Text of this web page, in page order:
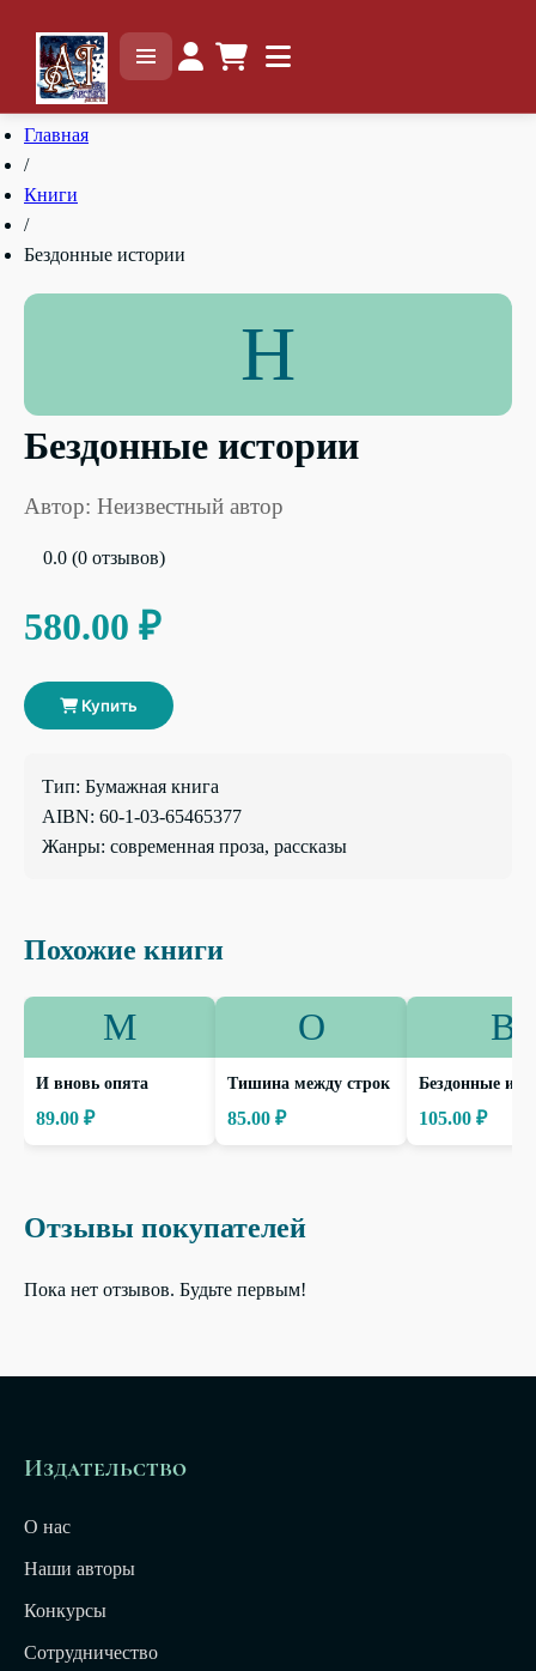
Главная
/
Книги
/
Бездонные истории
Н
Бездонные истории
Автор: Неизвестный автор
0.0 (0 отзывов)
580.00 ₽
Купить
Тип: Бумажная книга
AIBN: 60-1-03-65465377
Жанры: современная проза, рассказы
Похожие книги
М
И вновь опята
89.00 ₽
О
Тишина между строк
85.00 ₽
В
Бездонные
105.00 ₽
Отзывы покупателей
Пока нет отзывов. Будьте первым!
Издательство
О нас
Наши авторы
Конкурсы
Сотрудничество